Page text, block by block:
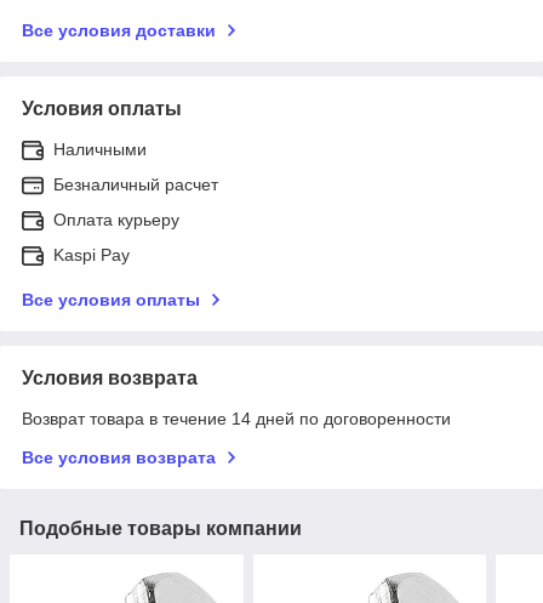
Все условия доставки
Условия оплаты
Наличными
Безналичный расчет
Оплата курьеру
Kaspi Pay
Все условия оплаты
Условия возврата
Возврат товара в течение 14 дней по договоренности
Все условия возврата
Подобные товары компании